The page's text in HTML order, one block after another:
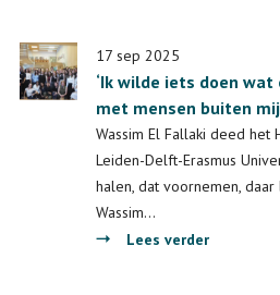
17 sep 2025
‘Ik wilde iets doen
met mensen buiten
Wassim El Fallaki deed het
Leiden-Delft-Erasmus
halen, dat voornemen,
Wassim…
Lees verderover